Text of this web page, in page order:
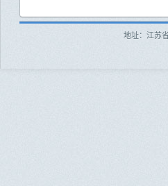
地址：江苏